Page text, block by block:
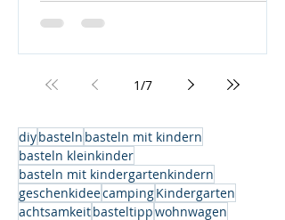
1/7
diybasteln basteln mit kindern
basteln kleinkinder
basteln mit kindergartenkindern
geschenkideecampingKindergarten
achtsamkeitbasteltippwohnwagen